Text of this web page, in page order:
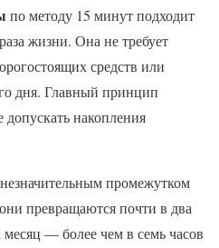
по методу 15 минут подходит
жизни. Она не требует
средств или
дня. Главный принцип
допускать накопления
промежутком
превращаются почти в два
месяц — более чем в семь часов